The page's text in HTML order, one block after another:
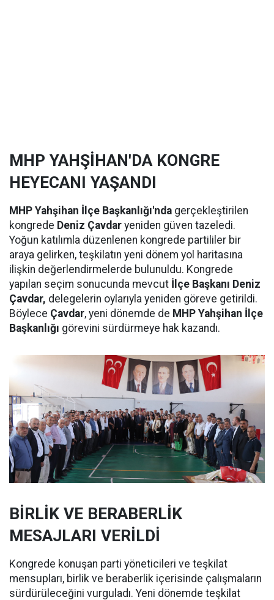
MHP YAHŞİHAN'DA KONGRE
HEYECANI YAŞANDI
MHP Yahşihan İlçe Başkanlığı'nda gerçekleştirilen
kongrede Deniz Çavdar yeniden güven tazeledi.
Yoğun katılımla düzenlenen kongrede partililer bir
araya gelirken, teşkilatın yeni dönem yol haritasına
ilişkin değerlendirmelerde bulunuldu. Kongrede
yapılan seçim sonucunda mevcut İlçe Başkanı Deniz
Çavdar, delegelerin oylarıyla yeniden göreve getirildi.
Böylece Çavdar, yeni dönemde de MHP Yahşihan İlçe
Başkanlığı görevini sürdürmeye hak kazandı.
BİRLİK VE BERABERLİK
MESAJLARI VERİLDİ
Kongrede konuşan parti yöneticileri ve teşkilat
mensupları, birlik ve beraberlik içerisinde çalışmaların
sürdürüleceğini vurguladı. Yeni dönemde teşkilat